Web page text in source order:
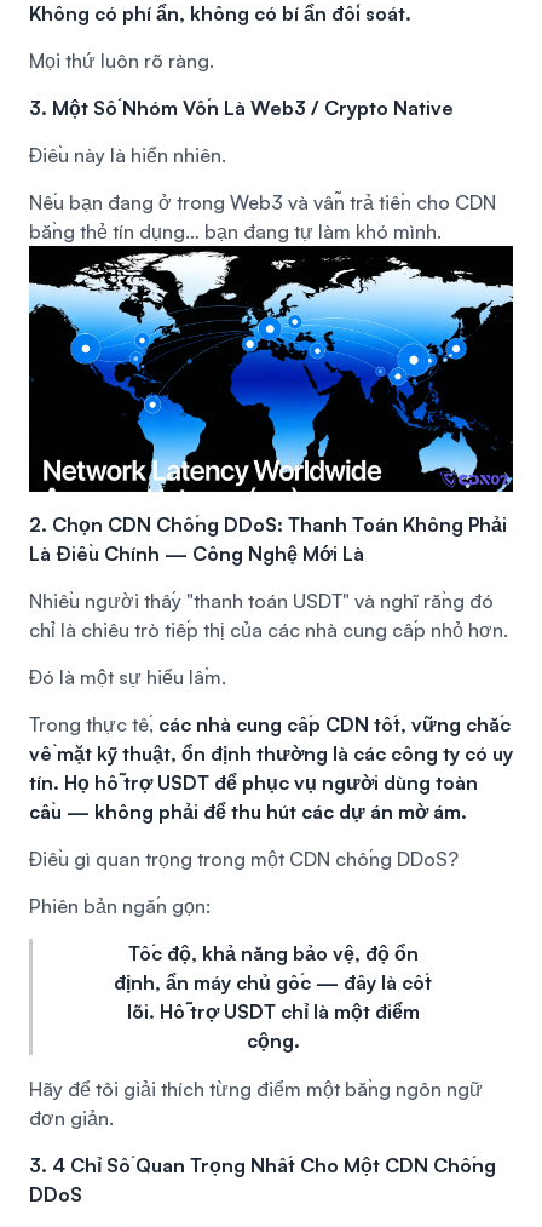
Không có phí ẩn, không có bí ẩn đối soát.
Mọi thứ luôn rõ ràng.
3. Một Số Nhóm Vốn Là Web3 / Crypto Native
Điều này là hiển nhiên.
Nếu bạn đang ở trong Web3 và vẫn trả tiền cho CDN
bằng thẻ tín dụng… bạn đang tự làm khó mình.
2. Chọn CDN Chống DDoS: Thanh Toán Không Phải
Là Điều Chính — Công Nghệ Mới Là
Nhiều người thấy "thanh toán USDT" và nghĩ rằng đó
chỉ là chiêu trò tiếp thị của các nhà cung cấp nhỏ hơn.
Đó là một sự hiểu lầm.
Trong thực tế, các nhà cung cấp CDN tốt, vững chắc
về mặt kỹ thuật, ổn định thường là các công ty có uy
tín. Họ hỗ trợ USDT để phục vụ người dùng toàn
cầu — không phải để thu hút các dự án mờ ám.
Điều gì quan trọng trong một CDN chống DDoS?
Phiên bản ngắn gọn:
Tốc độ, khả năng bảo vệ, độ ổn
định, ẩn máy chủ gốc — đây là cốt
lõi. Hỗ trợ USDT chỉ là một điểm
cộng.
Hãy để tôi giải thích từng điểm một bằng ngôn ngữ
đơn giản.
3. 4 Chỉ Số Quan Trọng Nhất Cho Một CDN Chống
DDoS